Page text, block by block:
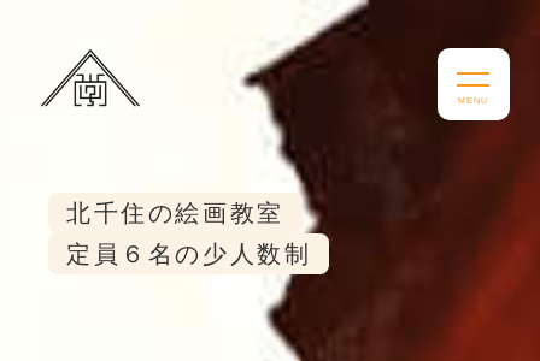
北千住の絵画教室
定員６名の少人数制